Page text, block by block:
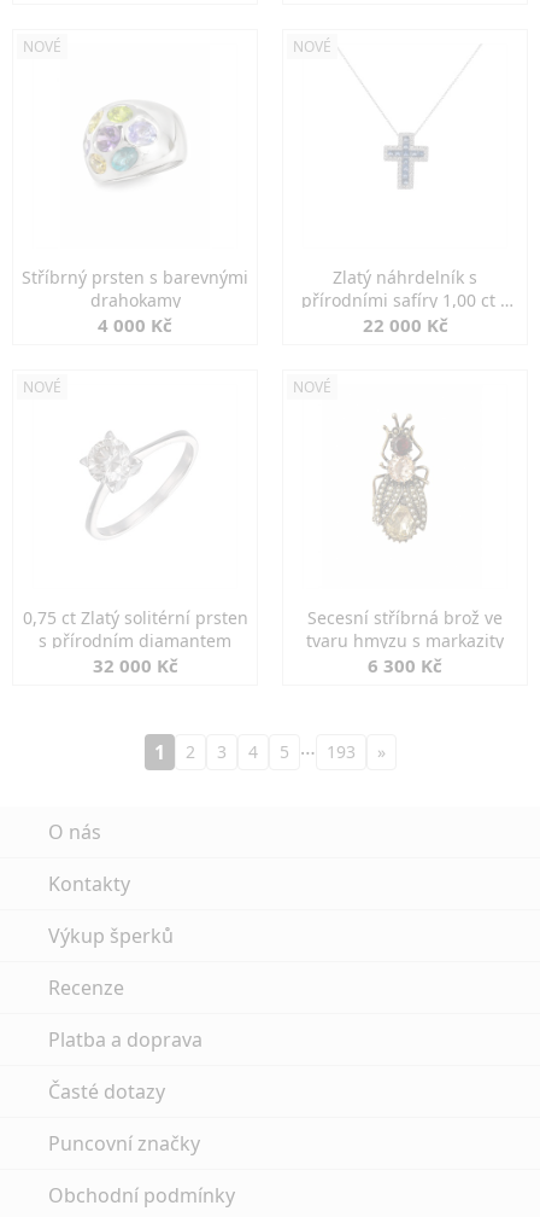
NOVÉ
Stříbrný prsten s barevnými
drahokamy
4 000 Kč
NOVÉ
Zlatý náhrdelník s
přírodními safíry 1,00 ct a
diamanty
22 000 Kč
NOVÉ
0,75 ct Zlatý solitérní prsten
s přírodním diamantem
32 000 Kč
NOVÉ
Secesní stříbrná brož ve
tvaru hmyzu s markazity
6 300 Kč
1 2 3 4 5 … 193 »
O nás
Kontakty
Výkup šperků
Recenze
Platba a doprava
Časté dotazy
Puncovní značky
Obchodní podmínky